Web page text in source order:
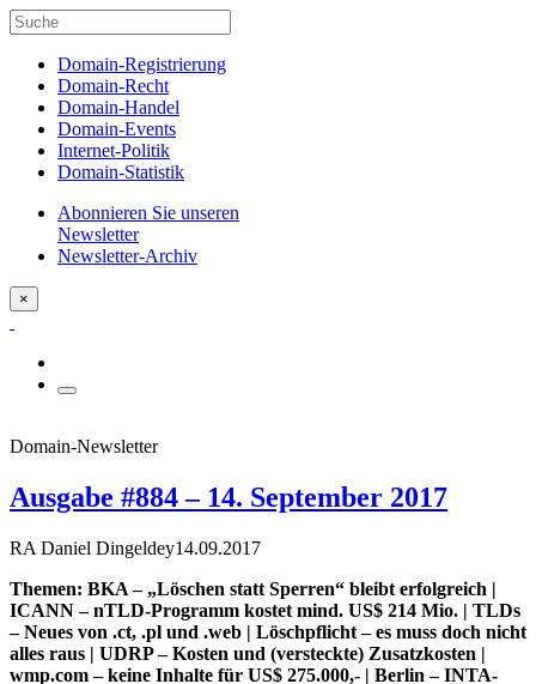
Domain-Registrierung
Domain-Recht
Domain-Handel
Domain-Events
Internet-Politik
Domain-Statistik
Abonnieren Sie unseren
Newsletter
Newsletter-Archiv
×
Domain-Newsletter
Ausgabe #884 – 14. September 2017
RA Daniel Dingeldey14.09.2017
Themen: BKA – „Löschen statt Sperren“ bleibt erfolgreich |
ICANN – nTLD-Programm kostet mind. US$ 214 Mio. | TLDs
– Neues von .ct, .pl und .web | Löschpflicht – es muss doch nicht
alles raus | UDRP – Kosten und (versteckte) Zusatzkosten |
wmp.com – keine Inhalte für US$ 275.000,- | Berlin – INTA-